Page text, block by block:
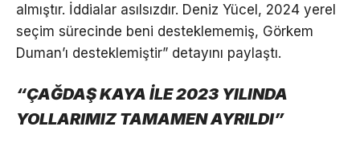
almıştır. İddialar asılsızdır. Deniz Yücel, 2024 yerel
seçim sürecinde beni desteklememiş, Görkem
Duman’ı desteklemiştir” detayını paylaştı.
“ÇAĞDAŞ KAYA İLE 2023 YILINDA
YOLLARIMIZ TAMAMEN AYRILDI”